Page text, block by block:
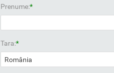
Prenume:*
Tara:*